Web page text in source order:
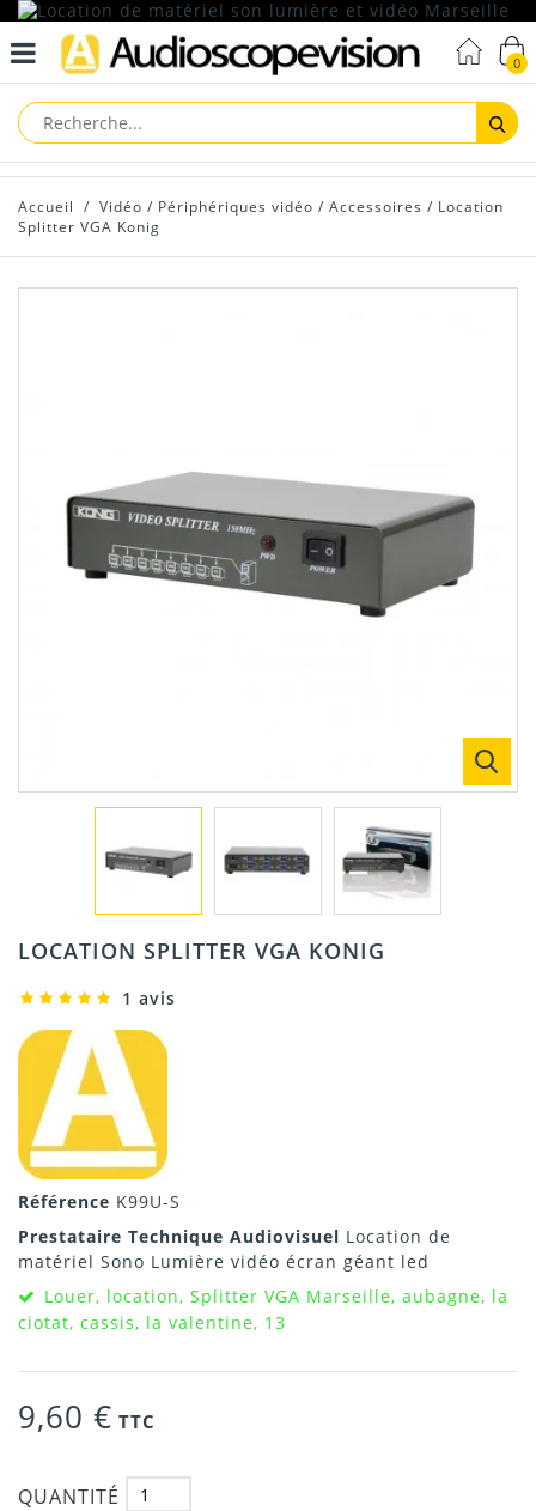
0
Accueil / Vidéo / Périphériques vidéo / Accessoires / Location
Splitter VGA Konig
LOCATION SPLITTER VGA KONIG
1 avis
Référence K99U-S
Prestataire Technique Audiovisuel Location de
matériel Sono Lumière vidéo écran géant led
Louer, location, Splitter VGA Marseille, aubagne, la
ciotat, cassis, la valentine, 13
9,60 € TTC
QUANTITÉ